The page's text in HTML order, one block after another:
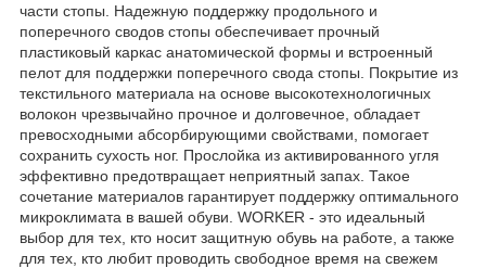
части стопы. Надежную поддержку продольного и
поперечного сводов стопы обеспечивает прочный
пластиковый каркас анатомической формы и встроенный
пелот для поддержки поперечного свода стопы. Покрытие из
текстильного материала на основе высокотехнологичных
волокон чрезвычайно прочное и долговечное, обладает
превосходными абсорбирующими свойствами, помогает
сохранить сухость ног. Прослойка из активированного угля
эффективно предотвращает неприятный запах. Такое
сочетание материалов гарантирует поддержку оптимального
микроклимата в вашей обуви. WORKER - это идеальный
выбор для тех, кто носит защитную обувь на работе, а также
для тех, кто любит проводить свободное время на свежем